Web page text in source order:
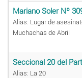
Mariano Soler Nº
Alias: Lugar de
Muchachas de Abril
Seccional 20 del
Alias: La 20